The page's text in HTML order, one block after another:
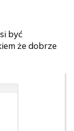
być
że dobrze